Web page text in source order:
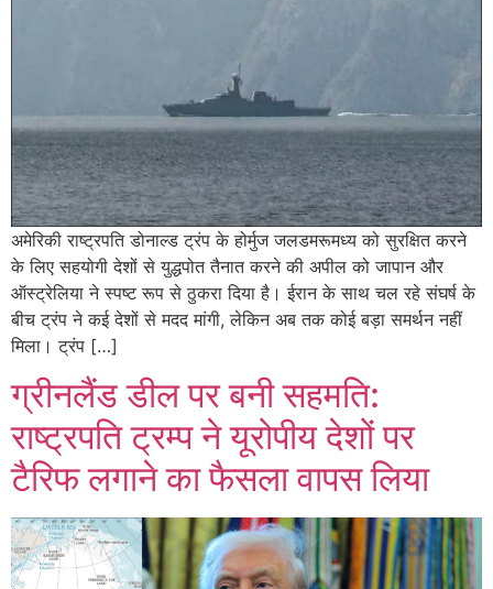
अमेरिकी राष्ट्रपति डोनाल्ड ट्रंप के होर्मुज जलडमरूमध्य को सुरक्षित करने
के लिए सहयोगी देशों से युद्धपोत तैनात करने की अपील को जापान और
ऑस्ट्रेलिया ने स्पष्ट रूप से ठुकरा दिया है। ईरान के साथ चल रहे संघर्ष के
बीच ट्रंप ने कई देशों से मदद मांगी, लेकिन अब तक कोई बड़ा समर्थन नहीं
मिला। ट्रंप […]
ग्रीनलैंड डील पर बनी सहमति:
राष्ट्रपति ट्रम्प ने यूरोपीय देशों पर
टैरिफ लगाने का फैसला वापस लिया